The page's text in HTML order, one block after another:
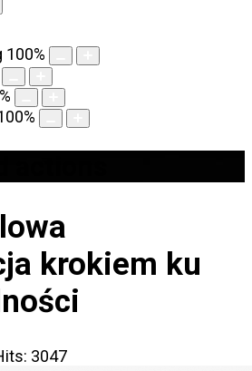
100%
%
%
actions
krokiem ku
3047